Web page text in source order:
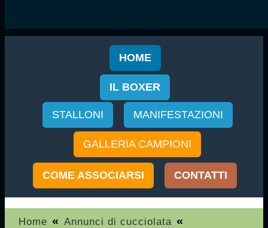
HOME
IL BOXER
STALLONI MANIFESTAZIONI
GALLERIA CAMPIONI
COME ASSOCIARSI CONTATTI
Home « Annunci di cucciolata «